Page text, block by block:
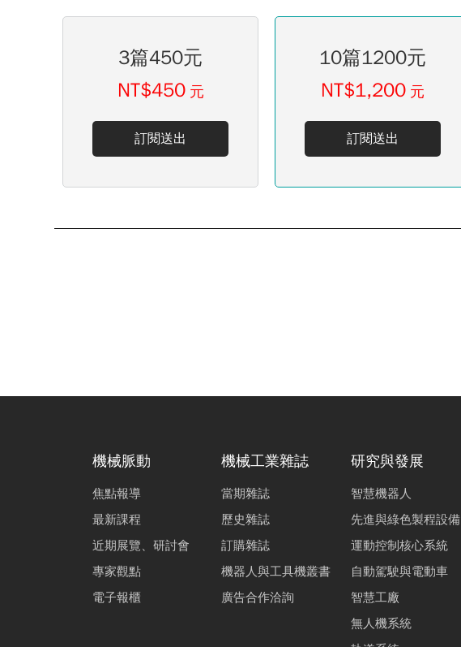
3篇450元
NT$450 元
訂閱送出
10篇1200元
NT$1,200 元
訂閱送出
機械脈動
焦點報導
最新課程
近期展覽、研討會
專家觀點
電子報櫃
機械工業雜誌
當期雜誌
歷史雜誌
訂購雜誌
機器人與工具機叢書
廣告合作洽詢
研究與發展
智慧機器人
先進與綠色製程設備
運動控制核心系統
自動駕駛與電動車
智慧工廠
無人機系統